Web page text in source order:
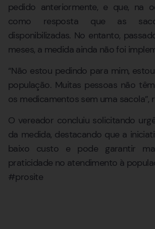
pedido anteriormente, e que, na
como resposta que as
disponibilizadas. No entanto,
meses, a medida ainda não foi
“Não estou pedindo para mim,
população. Muitas pessoas não
os medicamentos sem uma sacola”,
O vereador concluiu solicitando
da medida, destacando que a
baixo custo e pode garantir
praticidade no atendimento à
#prosite